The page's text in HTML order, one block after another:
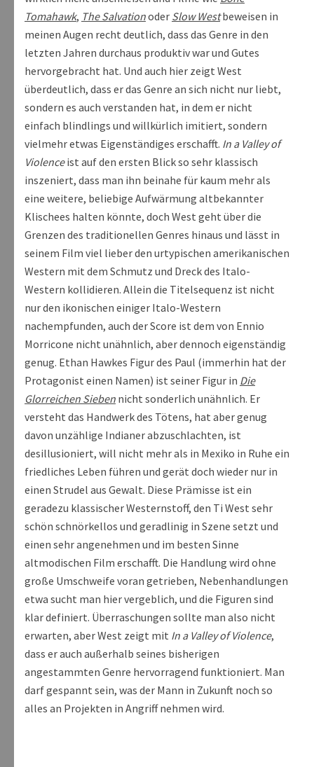
Tomahawk, The Salvationoder Slow Westbeweisen in
meinen Augen recht deutlich, dass das Genre in den
letzten Jahren durchaus produktiv war und Gutes
hervorgebracht hat. Und auch hier zeigt West
überdeutlich, dass er das Genre an sich nicht nur liebt,
sondern es auch verstanden hat, in dem er nicht
einfach blindlings und willkürlich imitiert, sondern
vielmehr etwas Eigenständiges erschafft. In a Valley of
Violenceist auf den ersten Blick so sehr klassisch
inszeniert, dass man ihn beinahe für kaum mehr als
eine weitere, beliebige Aufwärmung altbekannter
Klischees halten könnte, doch West geht über die
Grenzen des traditionellen Genres hinaus und lässt in
seinem Film viel lieber den urtypischen amerikanischen
Western mit dem Schmutz und Dreck des Italo-
Western kollidieren. Allein die Titelsequenz ist nicht
nur den ikonischen einiger Italo-Western
nachempfunden, auch der Score ist dem von Ennio
Morricone nicht unähnlich, aber dennoch eigenständig
genug. Ethan Hawkes Figur des Paul (immerhin hat der
Protagonist einen Namen) ist seiner Figur in Die
Glorreichen Sieben nicht sonderlich unähnlich. Er
versteht das Handwerk des Tötens, hat aber genug
davon unzählige Indianer abzuschlachten, ist
desillusioniert, will nicht mehr als in Mexiko in Ruhe ein
friedliches Leben führen und gerät doch wieder nur in
einen Strudel aus Gewalt. Diese Prämisse ist ein
geradezu klassischer Westernstoff, den Ti West sehr
schön schnörkellos und geradlinig in Szene setzt und
einen sehr angenehmen und im besten Sinne
altmodischen Film erschafft. Die Handlung wird ohne
große Umschweife voran getrieben, Nebenhandlungen
etwa sucht man hier vergeblich, und die Figuren sind
klar definiert. Überraschungen sollte man also nicht
erwarten, aber West zeigt mit In a Valley of Violence,
dass er auch außerhalb seines bisherigen
angestammten Genre hervorragend funktioniert. Man
darf gespannt sein, was der Mann in Zukunft noch so
alles an Projekten in Angriff nehmen wird.